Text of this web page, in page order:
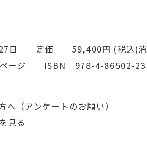
日 定価 59,400円 (税込(消費
ージ ISBN 978-4-
（アンケートのお願い）
見る